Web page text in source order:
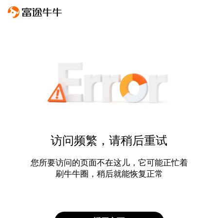
访问频繁，请稍后重试
您所要访问的页面不在这儿，它可能正忙着
刷牛牛圈，稍后就能恢复正常